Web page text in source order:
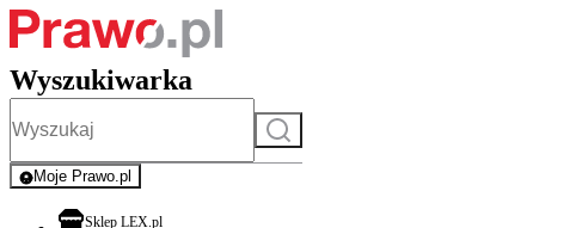
Wyszukiwarka
Szukaj
Moje Prawo.pl
- rejestracja i logowanie do serwisu
Sklep LEX.plotwiera się w nowej karcie